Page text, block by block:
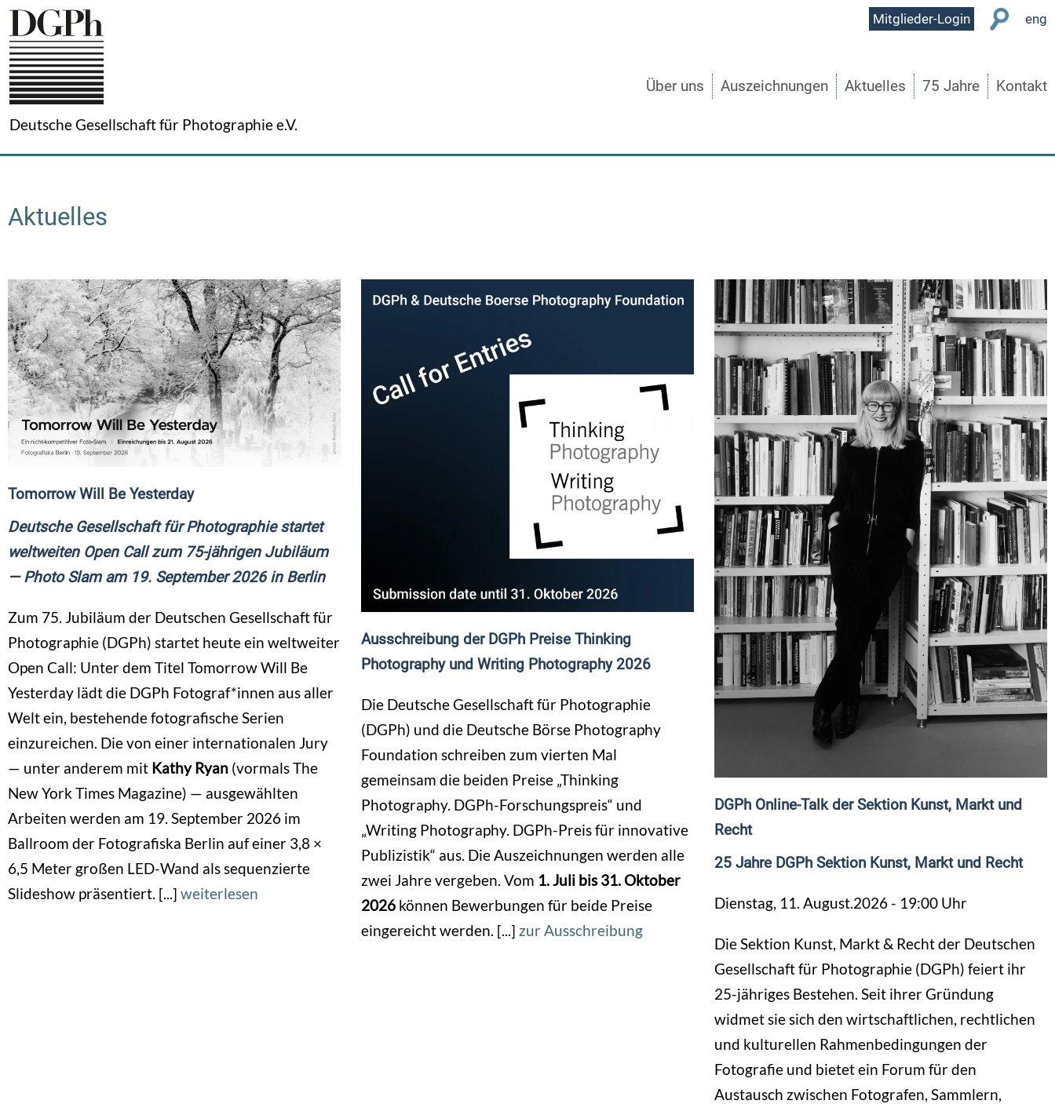
Direkt
zum
Inhalt
Deutsche Gesellschaft für Photographie e.V.
User
Mitglieder-Login eng
Über uns Auszeichnungen Aktuelles 75 Jahre Kontakt
Aktuelles
Tomorrow Will Be Yesterday
Deutsche Gesellschaft für Photographie startet
weltweiten Open Call zum 75-jährigen Jubiläum
— Photo Slam am 19. September 2026 in Berlin
Zum 75. Jubiläum der Deutschen Gesellschaft für
Photographie (DGPh) startet heute ein weltweiter
Open Call: Unter dem Titel Tomorrow Will Be
Yesterday lädt die DGPh Fotograf*innen aus aller
Welt ein, bestehende fotografische Serien
einzureichen. Die von einer internationalen Jury
— unter anderem mit Kathy Ryan (vormals The
New York Times Magazine) — ausgewählten
Arbeiten werden am 19. September 2026 im
Ballroom der Fotografiska Berlin auf einer 3,8 ×
6,5 Meter großen LED-Wand als sequenzierte
Slideshow präsentiert. [...] weiterlesen
Ausschreibung der DGPh Preise Thinking
Photography und Writing Photography 2026
Die Deutsche Gesellschaft für Photographie
(DGPh) und die Deutsche Börse Photography
Foundation schreiben zum vierten Mal
gemeinsam die beiden Preise „Thinking
Photography. DGPh-Forschungspreis“ und
„Writing Photography. DGPh-Preis für innovative
Publizistik“ aus. Die Auszeichnungen werden alle
zwei Jahre vergeben. Vom 1. Juli bis 31. Oktober
2026 können Bewerbungen für beide Preise
eingereicht werden. [...] zur Ausschreibung
DGPh Online-Talk der Sektion Kunst, Markt und
Recht
25 Jahre DGPh Sektion Kunst, Markt und Recht
Dienstag, 11. August.2026 - 19:00 Uhr
Die Sektion Kunst, Markt & Recht der Deutschen
Gesellschaft für Photographie (DGPh) feiert ihr
25-jähriges Bestehen. Seit ihrer Gründung
widmet sie sich den wirtschaftlichen, rechtlichen
und kulturellen Rahmenbedingungen der
Fotografie und bietet ein Forum für den
Austausch zwischen Fotografen, Sammlern,